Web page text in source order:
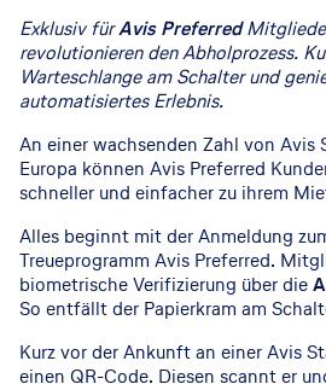
Exklusiv fürAvis Preferred
revolutionieren den Abholprozess.
Warteschlange am Schalter und
automatisiertes Erlebnis.
An einer wachsenden Zahl von Avis
Europa können Avis Preferred
schneller und einfacher zu ihrem
Alles beginnt mit der Anmeldung
Treueprogramm Avis Preferred.
biometrische Verifizierung über die
So entfällt der Papierkram am
Kurz vor der Ankunft an einer Avis
einen QR-Code. Diesen scannt er